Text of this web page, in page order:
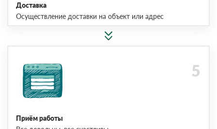
Доставка
Осуществление доставки на объект или адрес
Приём работы